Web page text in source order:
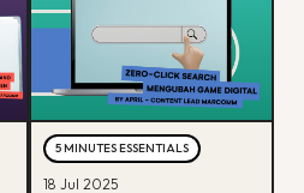
5 MINUTES ESSENTIALS
18 Jul 2025